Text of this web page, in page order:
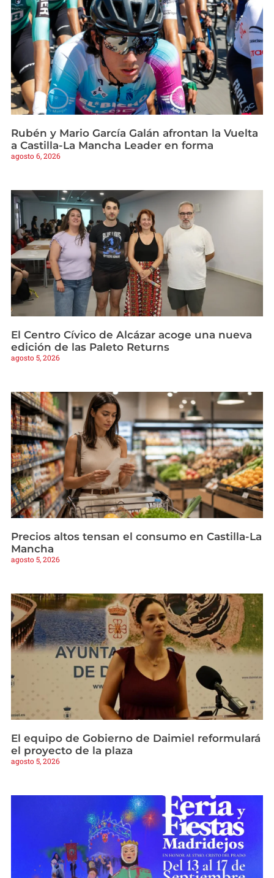
Rubén y Mario García Galán afrontan la Vuelta
a Castilla-La Mancha Leader en forma
agosto 6, 2026
El Centro Cívico de Alcázar acoge una nueva
edición de las Paleto Returns
agosto 5, 2026
Precios altos tensan el consumo en Castilla-La
Mancha
agosto 5, 2026
El equipo de Gobierno de Daimiel reformulará
el proyecto de la plaza
agosto 5, 2026